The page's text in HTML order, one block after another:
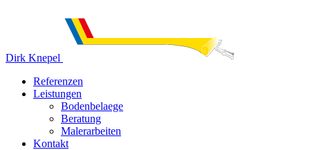
Dirk Knepel
Referenzen
Leistungen
Bodenbelaege
Beratung
Malerarbeiten
Kontakt